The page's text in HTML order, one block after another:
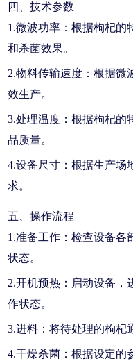
四、技术参数
1.微波功率：根据枸杞的
和杀菌效果。
2.物料传输速度：根据微
效生产。
3.处理温度：根据枸杞的
品质量。
4.设备尺寸：根据生产场
求。
五、操作流程
1.准备工作：检查设备各
状态。
2.开机预热：启动设备，
作状态。
3.进料：将待处理的枸杞
4.干燥杀菌：根据设定的